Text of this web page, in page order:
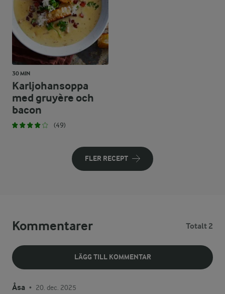
30 MIN
Karljohansoppa
med gruyère och
bacon
(49)
FLER RECEPT
Kommentarer Totalt 2
LÄGG TILL KOMMENTAR
Åsa • 20. dec. 2025